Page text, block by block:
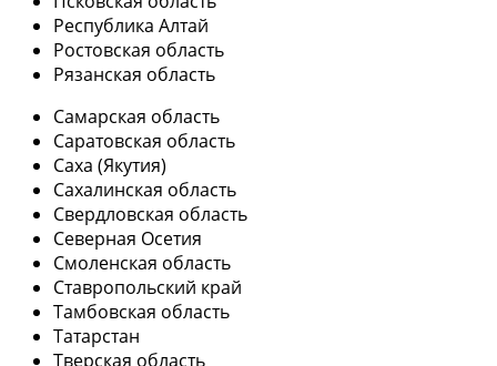
Республика Алтай
Ростовская область
Рязанская область
Самарская область
Саратовская область
Саха (Якутия)
Сахалинская область
Свердловская область
Северная Осетия
Смоленская область
Ставропольский край
Тамбовская область
Татарстан
Тверская область